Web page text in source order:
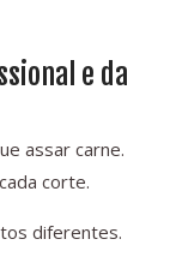
e da
assar carne.
corte.
diferentes.